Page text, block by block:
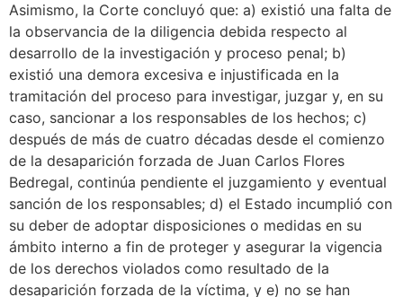
Asimismo, la Corte concluyó que: a) existió una falta de
la observancia de la diligencia debida respecto al
desarrollo de la investigación y proceso penal; b)
existió una demora excesiva e injustificada en la
tramitación del proceso para investigar, juzgar y, en su
caso, sancionar a los responsables de los hechos; c)
después de más de cuatro décadas desde el comienzo
de la desaparición forzada de Juan Carlos Flores
Bedregal, continúa pendiente el juzgamiento y eventual
sanción de los responsables; d) el Estado incumplió con
su deber de adoptar disposiciones o medidas en su
ámbito interno a fin de proteger y asegurar la vigencia
de los derechos violados como resultado de la
desaparición forzada de la víctima, y e) no se han